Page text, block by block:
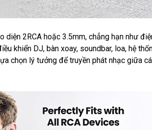
2RCA hoặc 3.5mm, chẳng hạn như
khiển DJ, bàn xoay, soundbar, loa, hệ
chọn lý tưởng để truyền phát nhạc giữa